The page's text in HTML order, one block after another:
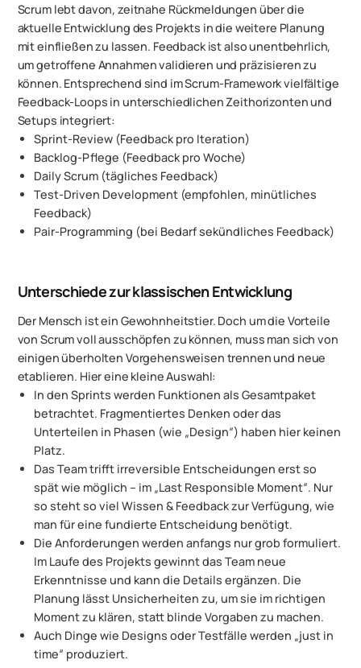
Scrum lebt davon, zeitnahe Rückmeldungen über die
aktuelle Entwicklung des Projekts in die weitere Planung
mit einfließen zu lassen. Feedback ist also unentbehrlich,
um getroffene Annahmen validieren und präzisieren zu
können. Entsprechend sind im Scrum-Framework vielfältige
Feedback-Loops in unterschiedlichen Zeithorizonten und
Setups integriert:
Sprint-Review (Feedback pro Iteration)
Backlog-Pflege (Feedback pro Woche)
Daily Scrum (tägliches Feedback)
Test-Driven Development (empfohlen, minütliches
Feedback)
Pair-Programming (bei Bedarf sekündliches Feedback)
Unterschiede zur klassischen Entwicklung
Der Mensch ist ein Gewohnheitstier. Doch um die Vorteile
von Scrum voll ausschöpfen zu können, muss man sich von
einigen überholten Vorgehensweisen trennen und neue
etablieren. Hier eine kleine Auswahl:
In den Sprints werden Funktionen als Gesamtpaket
betrachtet. Fragmentiertes Denken oder das
Unterteilen in Phasen (wie „Design“) haben hier keinen
Platz.
Das Team trifft irreversible Entscheidungen erst so
spät wie möglich – im „Last Responsible Moment“. Nur
so steht so viel Wissen & Feedback zur Verfügung, wie
man für eine fundierte Entscheidung benötigt.
Die Anforderungen werden anfangs nur grob formuliert.
Im Laufe des Projekts gewinnt das Team neue
Erkenntnisse und kann die Details ergänzen. Die
Planung lässt Unsicherheiten zu, um sie im richtigen
Moment zu klären, statt blinde Vorgaben zu machen.
Auch Dinge wie Designs oder Testfälle werden „just in
time“ produziert.